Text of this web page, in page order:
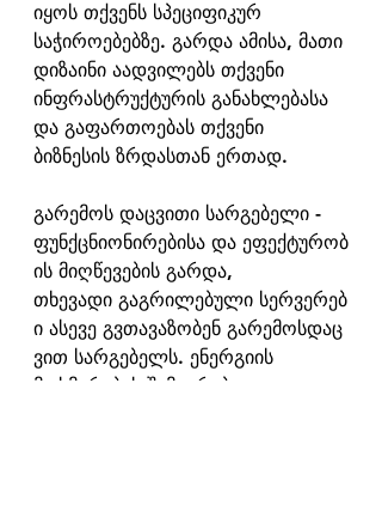
იყოს თქვენს სპეციფიკურ
საჭიროებებზე. გარდა ამისა, მათი
დიზაინი აადვილებს თქვენი
ინფრასტრუქტურის განახლებასა
და გაფართოებას თქვენი
ბიზნესის ზრდასთან ერთად.
გარემოს დაცვითი სარგებელი -
ფუნქცნიონირებისა და ეფექტურობ
ის მიღწევების გარდა,
თხევადი გაგრილებული სერვერებ
ი ასევე გვთავაზობენ გარემოსდაც
ვით სარგებელს. ენერგიის
მოხმარების შემცირებით და